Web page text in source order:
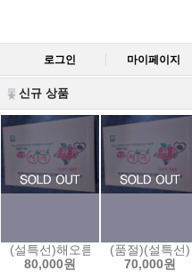
로그인 마이페이지
신규 상품
(설특선)해오름부사1호 5kg(11
80,000원
(품절)(설특선
70,000원